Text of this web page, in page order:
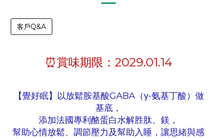
客戶Q&A
⏰賞味期限：2029.01.14
【覺好眠】以放鬆胺基酸GABA（γ-氨基丁酸）做
基底，
添加法國專利酪蛋白水解胜肽、鎂，
幫助心情放鬆、調節壓力及幫助入睡，讓思緒與感